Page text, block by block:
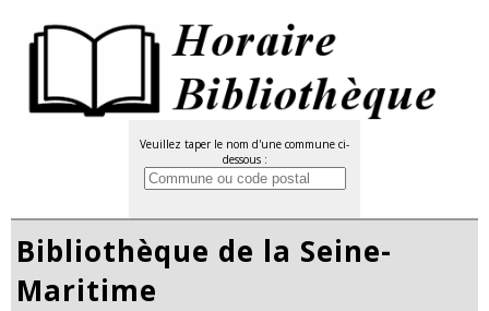
Veuillez taper le nom d'une commune ci-
dessous :
Bibliothèque de la Seine-
Maritime